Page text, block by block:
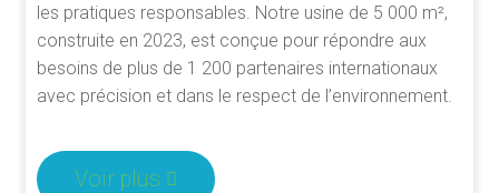
les pratiques responsables. Notre usine de 5 000 m²,
construite en 2023, est conçue pour répondre aux
besoins de plus de 1 200 partenaires internationaux
avec précision et dans le respect de l’environnement.
Voir plus